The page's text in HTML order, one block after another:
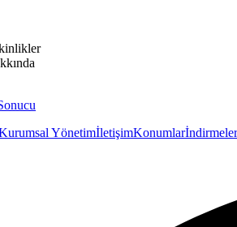
YönetimİletişimKonumlarİndirmeler